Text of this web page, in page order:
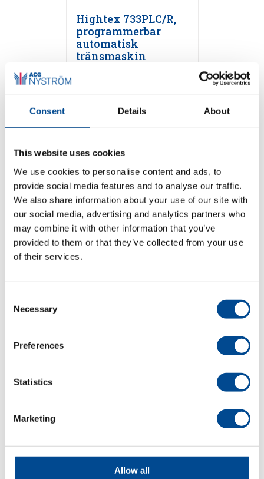
Consent Details About
This website uses cookies
We use cookies to personalise content and ads, to
provide social media features and to analyse our traffic.
We also share information about your use of our site with
our social media, advertising and analytics partners who
may combine it with other information that you’ve
provided to them or that they’ve collected from your use
of their services.
Selection
Necessary
Preferences
Statistics
Marketing
Allow all
Hightex 733PLC/R,
programmerbar
automatisk
tränsmaskin
Detaljer
Juki AMS-210EN
Serien,
Programmerbar
Juki PLK